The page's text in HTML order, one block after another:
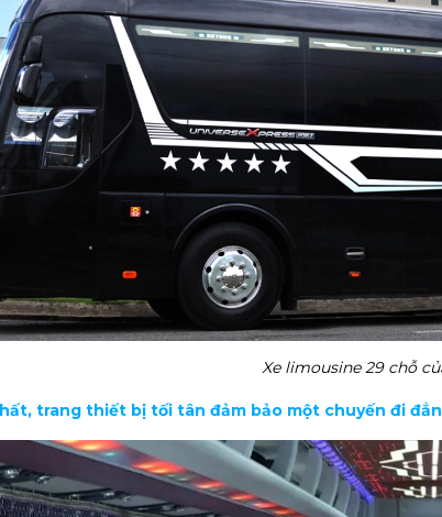
Xe limousine 29 chỗ
trang thiết bị tối tân đảm bảo một chuyến đi